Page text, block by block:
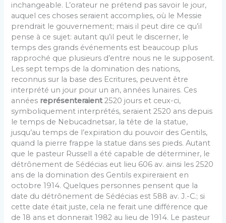
inchangeable. L’orateur ne prétend pas savoir le jour,
auquel ces choses seraient accomplies, où le Messie
prendrait le gouvernement; mais il peut dire ce qu’il
pense à ce sujet: autant qu’il peut le discerner, le
temps des grands événements est beaucoup plus
rapproché que plusieurs d’entre nous ne le supposent.
Les sept temps de la domination des nations,
reconnus sur la base des Ecritures, peuvent être
interprété un jour pour un an, années lunaires. Ces
années représenteraient2520 jours et ceux-ci,
symbolique­ment interprétés, seraient 2520 ans depuis
le temps de Nebucadnetsar, la tête de la statue,
jusqu’au temps de l’expiration du pouvoir des Gentils,
quand la pierre frappe la statue dans ses pieds. Autant
que le pasteur Russell a été capable de déterminer, le
détrônement de Sédécias eut lieu 606 av. ainsi les 2520
ans de la domination des Gentils expireraient en
octobre 1914. Quelques personnes pensent que la
date du détrônement de Sédécias est 588 av. J.-C.; si
cette date était juste, cela ne ferait une différence que
de 18 ans et donnerait 1982 au lieu de 1914. Le pasteur